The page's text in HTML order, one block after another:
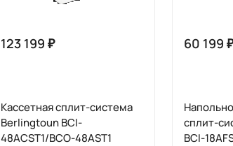
123 199 ₽
Кассетная сплит-система
Berlingtoun BCI-
48ACST1/BCO-48AST1
60 199 ₽
сплит-
BCI-